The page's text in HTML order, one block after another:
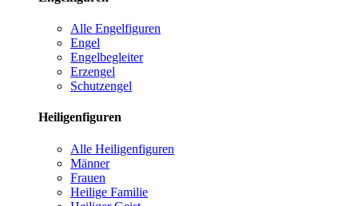
Alle Engelfiguren
Engel
Engelbegleiter
Erzengel
Schutzengel
Heiligenfiguren
Alle Heiligenfiguren
Männer
Frauen
Heilige Familie